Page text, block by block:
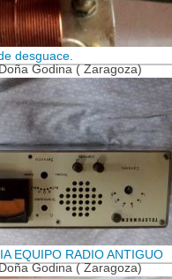
desguace.
Godina ( Zaragoza)
EQUIPO RADIO ANTIGUO
Godina ( Zaragoza)